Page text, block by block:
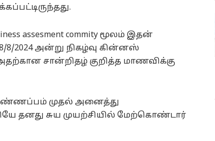
assesment commity மூலம் இதன்
2024 அன்று நிகழ்வு கின்னஸ்
சான்றிதழ் குறித்த மாணவிக்கு
முதல் அனைத்து
தனது சுய முயற்சியில் மேற்கொண்டார்